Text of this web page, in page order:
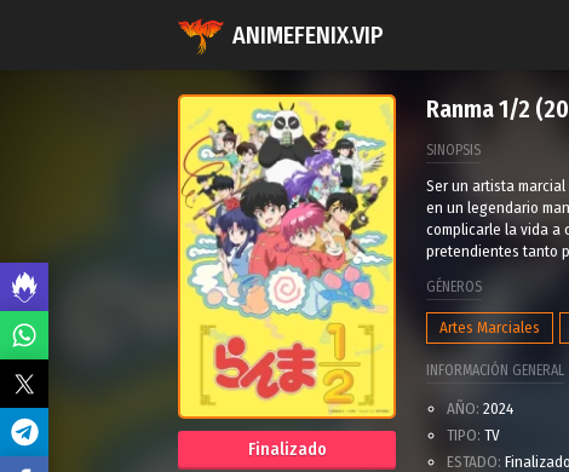
ANIMEFENIX.VIP
Finalizado
Ranma 1/2
SINOPSIS
Ser un artista
en un legendario
complicarle la vida a
pretendientes tanto
GÉNEROS
Artes Marciales
INFORMACIÓN GENERAL
AÑO: 2024
TIPO: TV
ESTADO: Finalizado